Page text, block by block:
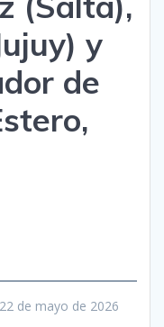
y
de
de mayo de 2026